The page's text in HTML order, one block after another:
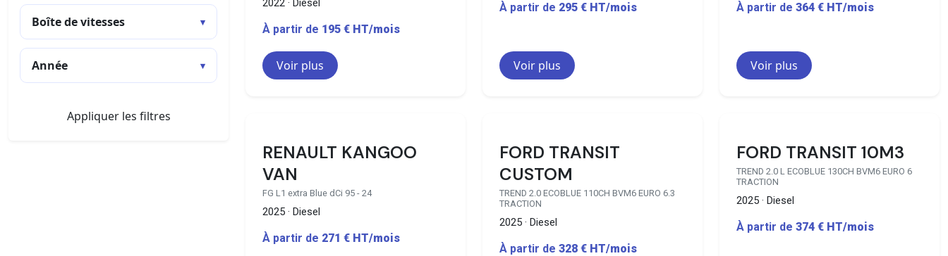
Boîte de vitesses
Année
Appliquer les filtres
2022 · Diesel
À partir de 195 € HT/mois
Voir plus
À partir de 295 € HT/mois
Voir plus
À partir de 364 € HT/mois
Voir plus
RENAULT KANGOO
VAN
FG L1 extra Blue dCi 95 - 24
2025 · Diesel
À partir de 271 € HT/mois
FORD TRANSIT
CUSTOM
TREND 2.0 ECOBLUE 110CH BVM6 EURO 6.3
TRACTION
2025 · Diesel
À partir de 328 € HT/mois
FORD TRANSIT 10M3
TREND 2.0 L ECOBLUE 130CH BVM6 EURO 6
TRACTION
2025 · Diesel
À partir de 374 € HT/mois